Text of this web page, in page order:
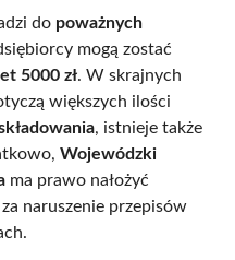
do poważnych
mogą zostać
5000 zł. W skrajnych
większych ilości
, istnieje także
Wojewódzki
ma prawo nałożyć
naruszenie przepisów